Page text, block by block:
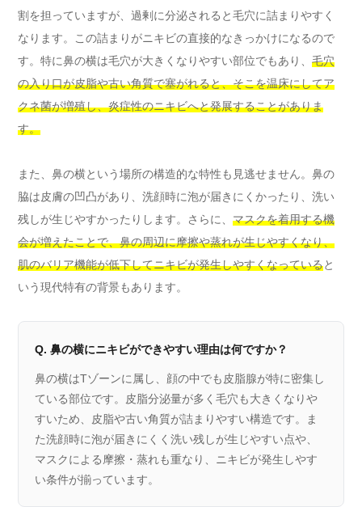
割を担っていますが、過剰に分泌されると毛穴に詰まりやすく
なります。この詰まりがニキビの直接的なきっかけになるので
す。特に鼻の横は毛穴が大きくなりやすい部位でもあり、 毛穴
の入り口が皮脂や古い角質で塞がれると、そこを温床にしてア
クネ菌が増殖し、炎症性のニキビへと発展することがありま
す。
また、鼻の横という場所の構造的な特性も見逃せません。鼻の
脇は皮膚の凹凸があり、洗顔時に泡が届きにくかったり、洗い
残しが生じやすかったりします。さらに、 マスクを着用する機
会が増えたことで、鼻の周辺に摩擦や蒸れが生じやすくなり、
肌のバリア機能が低下してニキビが発生しやすくなっていると
いう現代特有の背景もあります。
Q. 鼻の横にニキビができやすい理由は何ですか？
鼻の横はTゾーンに属し、顔の中でも皮脂腺が特に密集し
ている部位です。皮脂分泌量が多く毛穴も大きくなりや
すいため、皮脂や古い角質が詰まりやすい構造です。ま
た洗顔時に泡が届きにくく洗い残しが生じやすい点や、
マスクによる摩擦・蒸れも重なり、ニキビが発生しやす
い条件が揃っています。